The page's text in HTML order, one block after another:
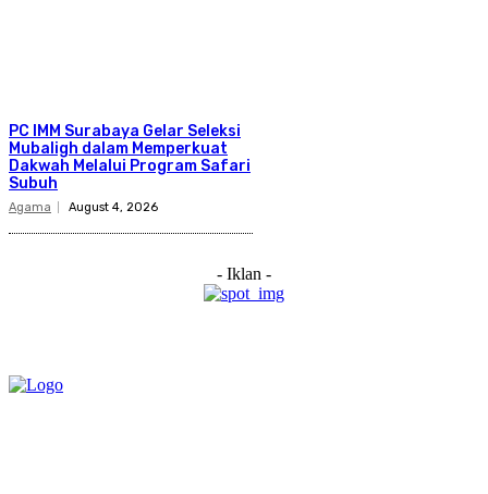
PC IMM Surabaya Gelar Seleksi
Mubaligh dalam Memperkuat
Dakwah Melalui Program Safari
Subuh
Agama August 4, 2026
- Iklan -